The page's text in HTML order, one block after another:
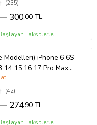
(235)
TL 300,00 TL
Taksitlerle
Modelleri) iPhone 6 6S
14 15 16 17 Pro Max
(42)
TL 274,90 TL
Taksitlerle